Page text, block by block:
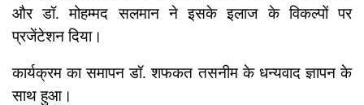
और डॉ. मोहम्मद सलमान ने इसके इलाज के विकल्पों पर
प्रजेंटेशन दिया।
कार्यक्रम का समापन डॉ. शफकत तसनीम के धन्यवाद ज्ञापन के
साथ हुआ।